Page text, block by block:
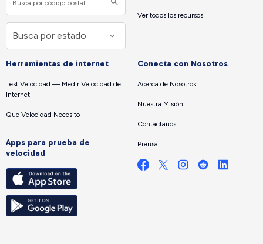
Ver todos los recursos
Herramientas de internet
Test Velocidad — Medir Velocidad de
Internet
Que Velocidad Necesito
Apps para prueba de
velocidad
Conecta con Nosotros
Acerca de Nosotros
Nuestra Misión
Contáctanos
Prensa